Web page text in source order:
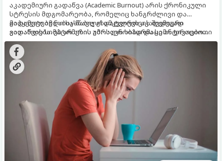
აკადემიური გადაწვა (Academic Burnout) არის ქრონიკული
სტრესის მდგომარეობა, რომელიც ხანგრძლივი და
გადამეტებული სასწავლო დატვირთვის შედეგად
ვითარდება. ეს არ არის უბრალო სიზარმაცე ან დროებითი
დაღლილობა — ეს არის მომენტი, როდესაც ორგანიზმის
ფიზიკური და ემოციური რესურსი სრულიად იცლება.
ხშირად, რაც უფრო მეტს აძალებს სტუდენტი ან
მოსწავლე საკუთარ თავს სწავლას ამ მდგომარეობაში,
მით უფრო უარესდება შედეგი.
მიჰყევით ამ ნაბიჯ-ნაბიჯ გზამკვლევს აკადემიური
გადაწვის სიმპტომების ამოსაცნობად და სამოტივაციო
რესურსის აღსადგენად: